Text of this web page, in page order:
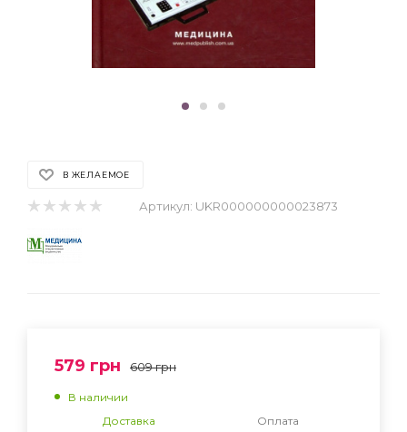
В ЖЕЛАЕМОЕ
Артикул: UKR000000000023873
579 грн 609грн
В наличии
Доставка
Оплата